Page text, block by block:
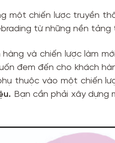
một chiến lược truyền
từ những nền tảng
và chiến lược làm
đem đến cho khách
thuộc vào một chiến
Bạn cần phải xây dựng